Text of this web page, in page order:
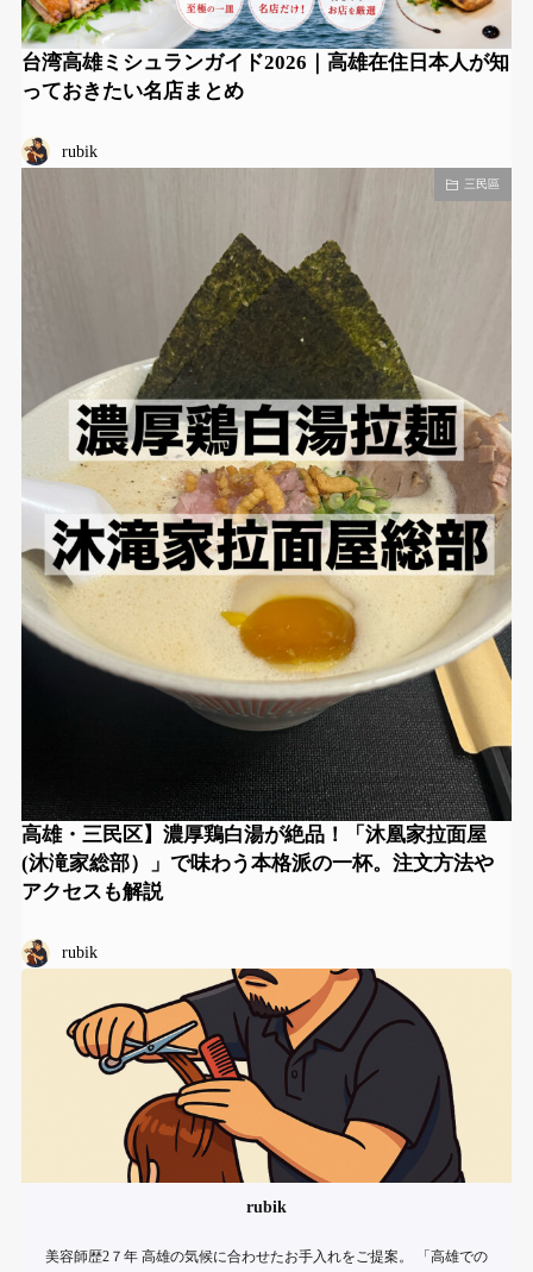
台湾高雄ミシュランガイド2026｜高雄在住日本人が知
っておきたい名店まとめ
rubik
三民區
高雄・三民区】濃厚鶏白湯が絶品！「沐凰家拉面屋
(沐滝家総部）」で味わう本格派の一杯。注文方法や
アクセスも解説
rubik
rubik
美容師歴2７年 高雄の気候に合わせたお手入れをご提案。 「高雄での